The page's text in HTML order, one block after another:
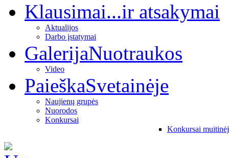
Klausimai...ir atsakymai
Aktualijos
Darbo įstatymai
GalerijaNuotraukos
Video
PaieškaSvetainėje
Naujienų grupės
Nuorodos
Konkursai
Konkursai